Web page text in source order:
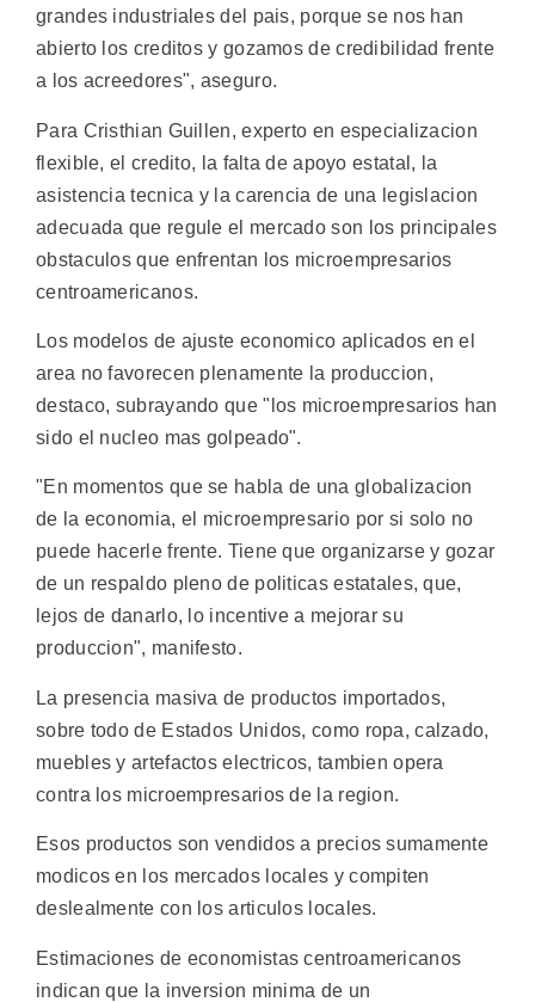
grandes industriales del pais, porque se nos han
abierto los creditos y gozamos de credibilidad frente
a los acreedores", aseguro.
Para Cristhian Guillen, experto en especializacion
flexible, el credito, la falta de apoyo estatal, la
asistencia tecnica y la carencia de una legislacion
adecuada que regule el mercado son los principales
obstaculos que enfrentan los microempresarios
centroamericanos.
Los modelos de ajuste economico aplicados en el
area no favorecen plenamente la produccion,
destaco, subrayando que "los microempresarios han
sido el nucleo mas golpeado".
"En momentos que se habla de una globalizacion
de la economia, el microempresario por si solo no
puede hacerle frente. Tiene que organizarse y gozar
de un respaldo pleno de politicas estatales, que,
lejos de danarlo, lo incentive a mejorar su
produccion", manifesto.
La presencia masiva de productos importados,
sobre todo de Estados Unidos, como ropa, calzado,
muebles y artefactos electricos, tambien opera
contra los microempresarios de la region.
Esos productos son vendidos a precios sumamente
modicos en los mercados locales y compiten
deslealmente con los articulos locales.
Estimaciones de economistas centroamericanos
indican que la inversion minima de un